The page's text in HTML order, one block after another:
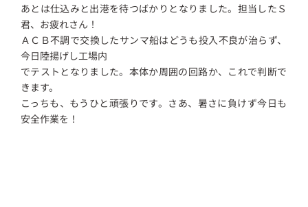
あとは仕込みと出港を待つばかりとなりました。担当したＳ
君、お疲れさん！
ＡＣＢ不調で交換したサンマ船はどうも投入不良が治らず、
今日陸揚げし工場内
でテストとなりました。本体か周囲の回路か、これで判断で
きます。
こっちも、もうひと頑張りです。さあ、暑さに負けず今日も
安全作業を！